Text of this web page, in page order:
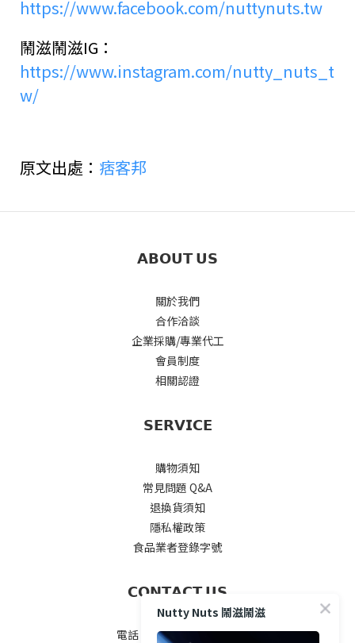
https://www.facebook.com/nuttynuts.tw
鬧滋鬧滋IG：
https://www.instagram.com/nutty_nuts_t
w/
原文出處： 痞客邦
𝗔𝗕𝗢𝗨𝗧 𝗨𝗦
關於我們
合作洽談
企業採購/專業代工
會員制度
相關認證
𝗦𝗘𝗥𝗩𝗜𝗖𝗘
購物須知
常見問題 Q&A
退換貨須知
隱私權政策
食品業者登錄字號
𝗖𝗢𝗡𝗧𝗔𝗖𝗧 𝗨𝗦
電話 / 04-2535-5777#25
Nutty Nuts 鬧滋鬧滋